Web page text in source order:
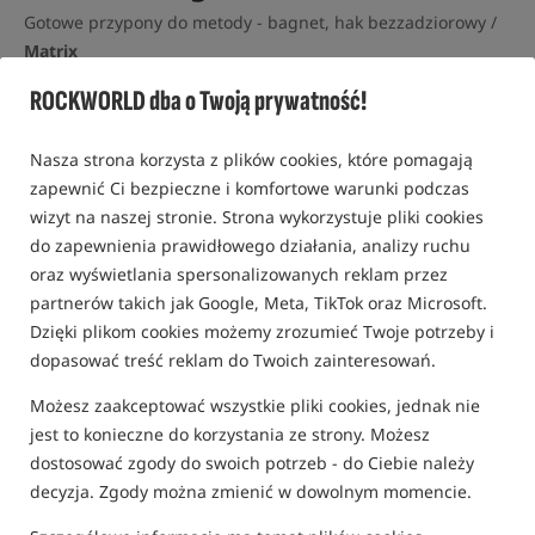
ROCKWORLD dba o Twoją prywatność!
Nasza strona korzysta z plików cookies, które pomagają
zapewnić Ci bezpieczne i komfortowe warunki podczas
wizyt na naszej stronie. Strona wykorzystuje pliki cookies
do zapewnienia prawidłowego działania, analizy ruchu
oraz wyświetlania spersonalizowanych reklam przez
partnerów takich jak Google, Meta, TikTok oraz Microsoft.
Dzięki plikom cookies możemy zrozumieć Twoje potrzeby i
dopasować treść reklam do Twoich zainteresowań.
Możesz zaakceptować wszystkie pliki cookies, jednak nie
jest to konieczne do korzystania ze strony. Możesz
dostosować zgody do swoich potrzeb - do Ciebie należy
decyzja. Zgody można zmienić w dowolnym momencie.
Gotowe przypony do metody - bagnet, hak bezzadziorowy /
Matrix
0,0
0 opinii | ponad 30 osób kupiło ten produkt
Promocja